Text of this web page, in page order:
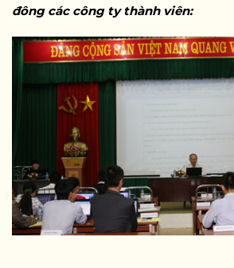
đông các công ty thành viên: